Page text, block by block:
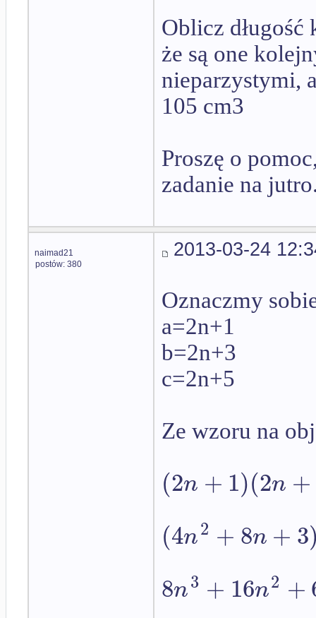
Oblicz długość
że są one
nieparzystymi,
105 cm3
Proszę o
zadanie na
naimad21
postów: 380
2013-03-24
Oznaczmy
a=2n+1
b=2n+3
c=2n+5
Ze wzoru na
(2n +1)(2n +
(4n2 +8n +3
8n3 + 16n2 +